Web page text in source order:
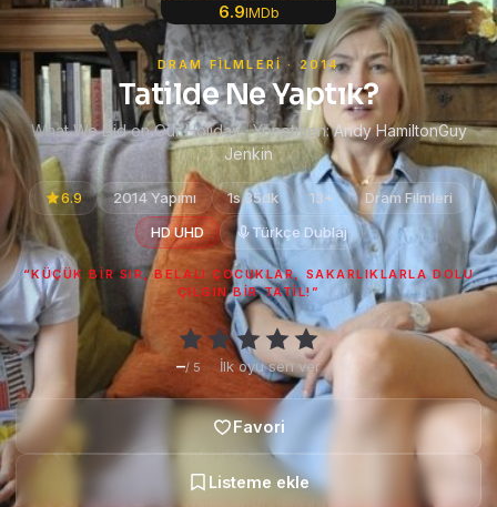
6.9IMDb
DRAM FILMLERI · 2014
Tatilde Ne Yaptık?
What We Did on Our Holiday · Yönetmen:Andy HamiltonGuy
Jenkin
6.9 2014 Yapımı 1s 35dk 13+
Dram Filmleri
HD UHD
Türkçe Dublaj
“KÜÇÜK BIR SIR, BELALI ÇOCUKLAR, SAKARLIKLARLA DOLU
ÇILGIN BIR TATIL!”
–/ 5 · İlk oyu sen ver